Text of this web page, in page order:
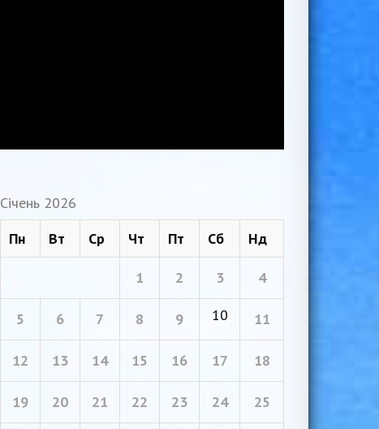
Січень 2026
Пн
Вт Ср Чт Пт Сб Нд
1 2 3 4
5 6 7 8 9 10 11
12 13 14 15 16 17 18
19 20 21 22 23 24 25